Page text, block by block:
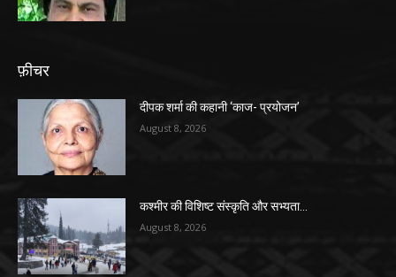
फ़ीचर
दीपक शर्मा की कहानी ‘काज- प्रयोजन’
August 8, 2026
कश्मीर की विशिष्ट संस्कृति और सभ्यता…
August 8, 2026